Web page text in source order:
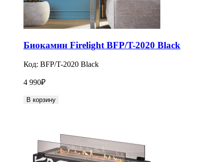
Биокамин Firelight BFP/T-2020 Black
Код: BFP/T-2020 Black
4 990₽
В корзину